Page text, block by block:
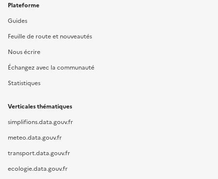
Plateforme
Guides
Feuille de route et nouveautés
Nous écrire
Échangez avec la communauté
Statistiques
Verticales thématiques
simplifions.data.gouv.fr
meteo.data.gouv.fr
transport.data.gouv.fr
ecologie.data.gouv.fr